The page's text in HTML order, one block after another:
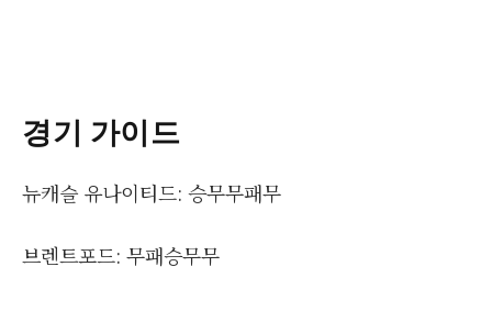
경기 가이드
뉴캐슬 유나이티드: 승무무패무
브렌트포드: 무패승무무